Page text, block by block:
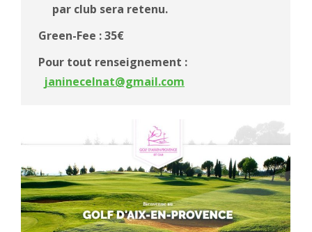
par club sera retenu.
Green-Fee : 35€
Pour tout renseignement :
janinecelnat@gmail.com